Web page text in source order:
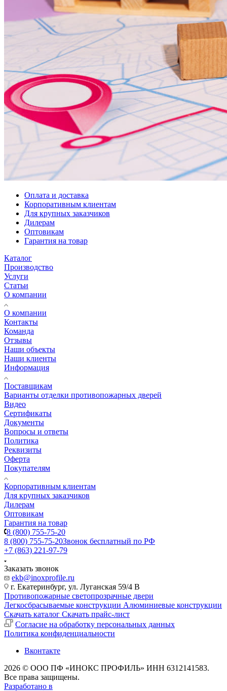
Оплата и доставка
Корпоративным клиентам
Для крупных заказчиков
Дилерам
Оптовикам
Гарантия на товар
Каталог
Производство
Услуги
Статьи
О компании
О компании
Контакты
Команда
Отзывы
Наши объекты
Наши клиенты
Информация
Поставщикам
Варианты отделки противопожарных дверей
Видео
Сертификаты
Документы
Вопросы и ответы
Политика
Реквизиты
Оферта
Покупателям
Корпоративным клиентам
Для крупных заказчиков
Дилерам
Оптовикам
Гарантия на товар
8 (800) 755-75-20
8 (800) 755-75-20Звонок бесплатный по РФ
+7 (863) 221-97-79
Заказать звонок
ekb@inoxprofile.ru
г. Екатеринбург, ул. Луганская 59/4 В
Противопожарные светопрозрачные двери
Легкосбрасываемые конструкции Алюминиевые конструкции
Скачать каталог Скачать прайс-лист
Cогласие на обработку персональных данных
Политика конфиденциальности
Вконтакте
2026 © ООО ПФ «ИНОКС ПРОФИЛЬ» ИНН 6312141583.
Все права защищены.
Разработано в